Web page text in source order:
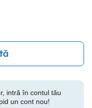
intră în contul tău
un cont nou!